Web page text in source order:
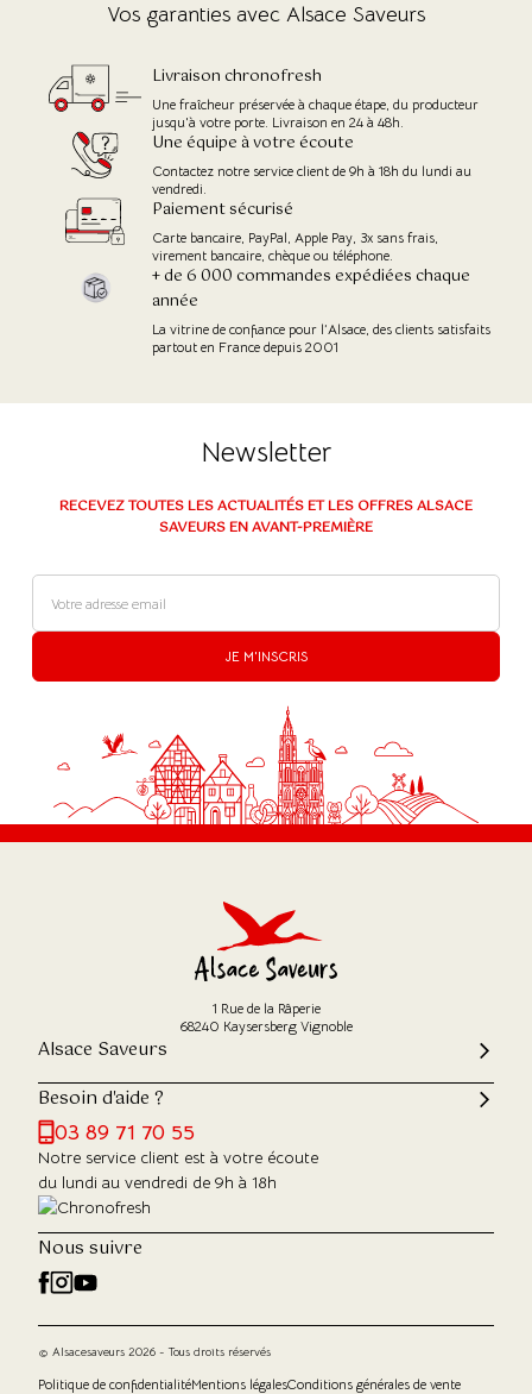
Vos garanties avec Alsace Saveurs
Livraison chronofresh
Une fraîcheur préservée à chaque étape, du producteur
jusqu'à votre porte. Livraison en 24 à 48h.
Une équipe à votre écoute
Contactez notre service client de 9h à 18h du lundi au
vendredi.
Paiement sécurisé
Carte bancaire, PayPal, Apple Pay, 3x sans frais,
virement bancaire, chèque ou téléphone.
+ de 6 000 commandes expédiées chaque
année
La vitrine de confiance pour l’Alsace, des clients satisfaits
partout en France depuis 2001
Newsletter
RECEVEZ TOUTES LES ACTUALITÉS ET LES OFFRES ALSACE
SAVEURS EN AVANT-PREMIÈRE
JE M'INSCRIS
1 Rue de la Râperie
68240 Kaysersberg Vignoble
Alsace Saveurs
Besoin d'aide ?
03 89 71 70 55
Notre service client est à votre écoute
du lundi au vendredi de 9h à 18h
Nous suivre
© Alsacesaveurs 2026 - Tous droits réservés
Politique de confidentialitéMentions légalesConditions générales de vente